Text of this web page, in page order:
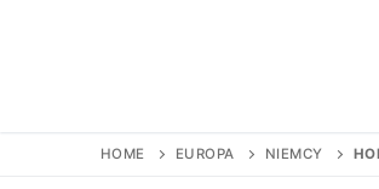
HOME EUROPA NIEMCY